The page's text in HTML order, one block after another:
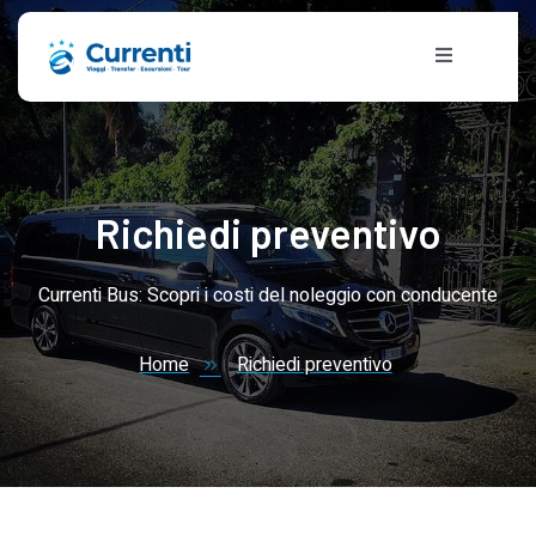
Richiedi preventivo
Currenti Bus: Scopri i costi del noleggio con conducente
Home Richiedi preventivo